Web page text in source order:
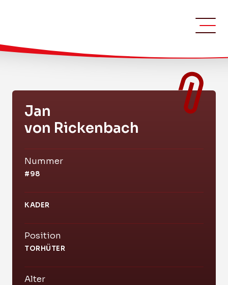
Jan
von Rickenbach
Nummer
#98
KADER
Position
TORHÜTER
Alter